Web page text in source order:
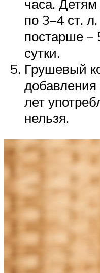
часа.
по 3–4 ст.
постарше
сутки.
Грушевый
лет
нельзя.